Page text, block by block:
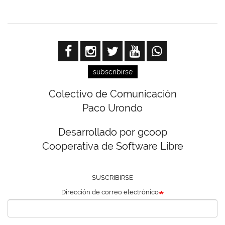
subscribirse
Colectivo de Comunicación
Paco Urondo
Desarrollado por gcoop
Cooperativa de Software Libre
SUSCRIBIRSE
Dirección de correo electrónico